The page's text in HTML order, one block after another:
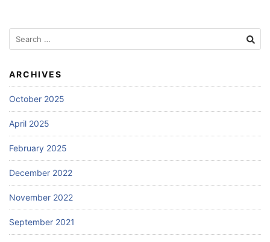
Search
for:
ARCHIVES
October 2025
April 2025
February 2025
December 2022
November 2022
September 2021